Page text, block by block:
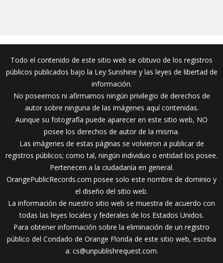
Todo el contenido de este sitio web se obtuvo de los registros
públicos publicados bajo la Ley Sunshine y las leyes de libertad de
información.
No poseemos ni afirmamos ningún privilegio de derechos de
autor sobre ninguna de las imágenes aquí contenidas.
Aunque su fotografía puede aparecer en este sitio web, NO
posee los derechos de autor de la misma.
Las imágenes de estas páginas se volvieron a publicar de
registros públicos; como tal, ningún individuo o entidad los posee.
Pertenecen a la ciudadanía en general.
OrangePublicRecords.com posee solo este nombre de dominio y
el diseño del sitio web.
La información de nuestro sitio web se muestra de acuerdo con
todas las leyes locales y federales de los Estados Unidos.
Para obtener información sobre la eliminación de un registro
público del Condado de Orange Florida de este sitio web, escriba
a: cs@unpublishrequest.com.